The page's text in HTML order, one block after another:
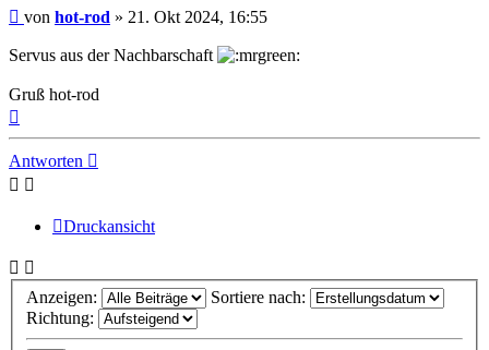
Beitrag
von hot-rod » 21. Okt 2024, 16:55
Servus aus der Nachbarschaft
Gruß hot-rod
Antworten
Druckansicht
Anzeigen:
Sortiere nach:
Richtung: